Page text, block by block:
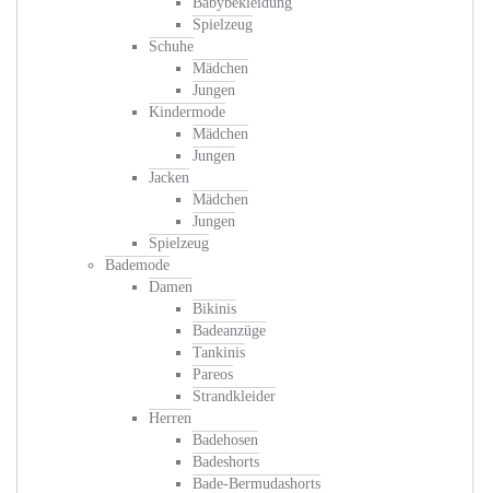
Spielzeug
Schuhe
Mädchen
Jungen
Kindermode
Mädchen
Jungen
Jacken
Mädchen
Jungen
Spielzeug
Bademode
Damen
Bikinis
Badeanzüge
Tankinis
Pareos
Strandkleider
Herren
Badehosen
Badeshorts
Bade-Bermudashorts